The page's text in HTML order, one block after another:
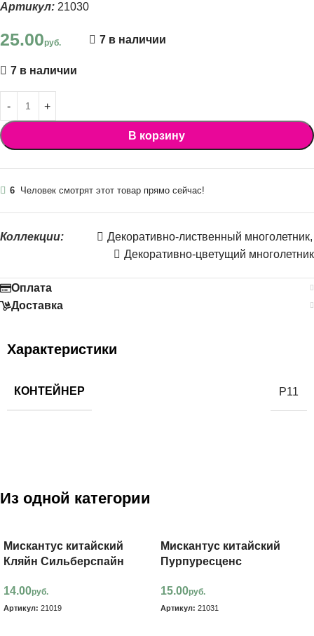
Артикул: 21030
25.00руб. 7 в наличии
7 в наличии
В корзину
6 Человек смотрят этот товар прямо сейчас!
Коллекции: Декоративно-лиственный многолетник,
Декоративно-цветущий многолетник
Оплата
Доставка
Характеристики
КОНТЕЙНЕР Р11
Из одной категории
Мискантус китайский
Кляйн Сильберспайн
14.00руб.
Артикул: 21019
Мискантус китайский
Пурпуресценс
15.00руб.
Артикул: 21031